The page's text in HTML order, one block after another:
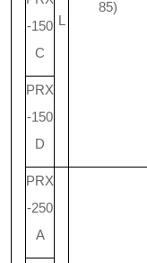
L
85)
-150
C
PRX
-150
D
PRX
-250
A